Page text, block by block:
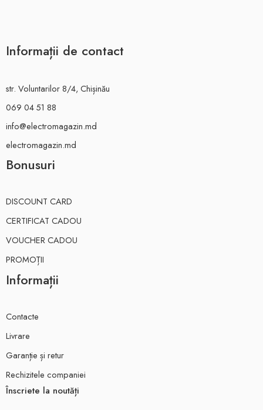
Informații de contact
str. Voluntarilor 8/4, Chișinău
069 04 51 88
info@electromagazin.md
electromagazin.md
Bonusuri
DISCOUNT CARD
CERTIFICAT CADOU
VOUCHER CADOU
PROMOȚII
Informații
Contacte
Livrare
Garanție și retur
Rechizitele companiei
Înscriete la noutăți